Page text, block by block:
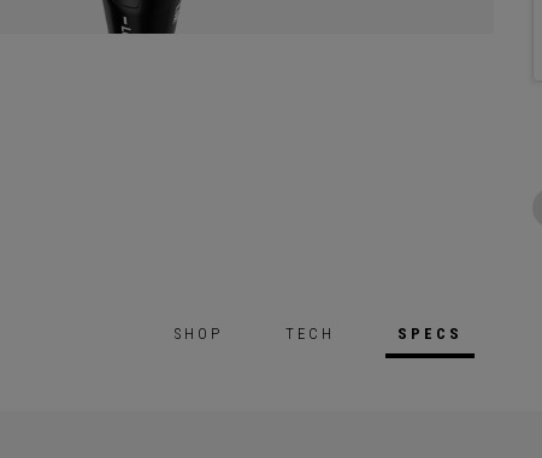
SHOP TECH SPECS